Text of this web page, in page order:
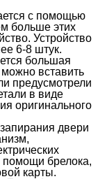
с помощью
больше этих
Устройство
6-8 штук.
большая
вставить
предусмотрели
в виде
оригинального
двери
брелока,
карты.